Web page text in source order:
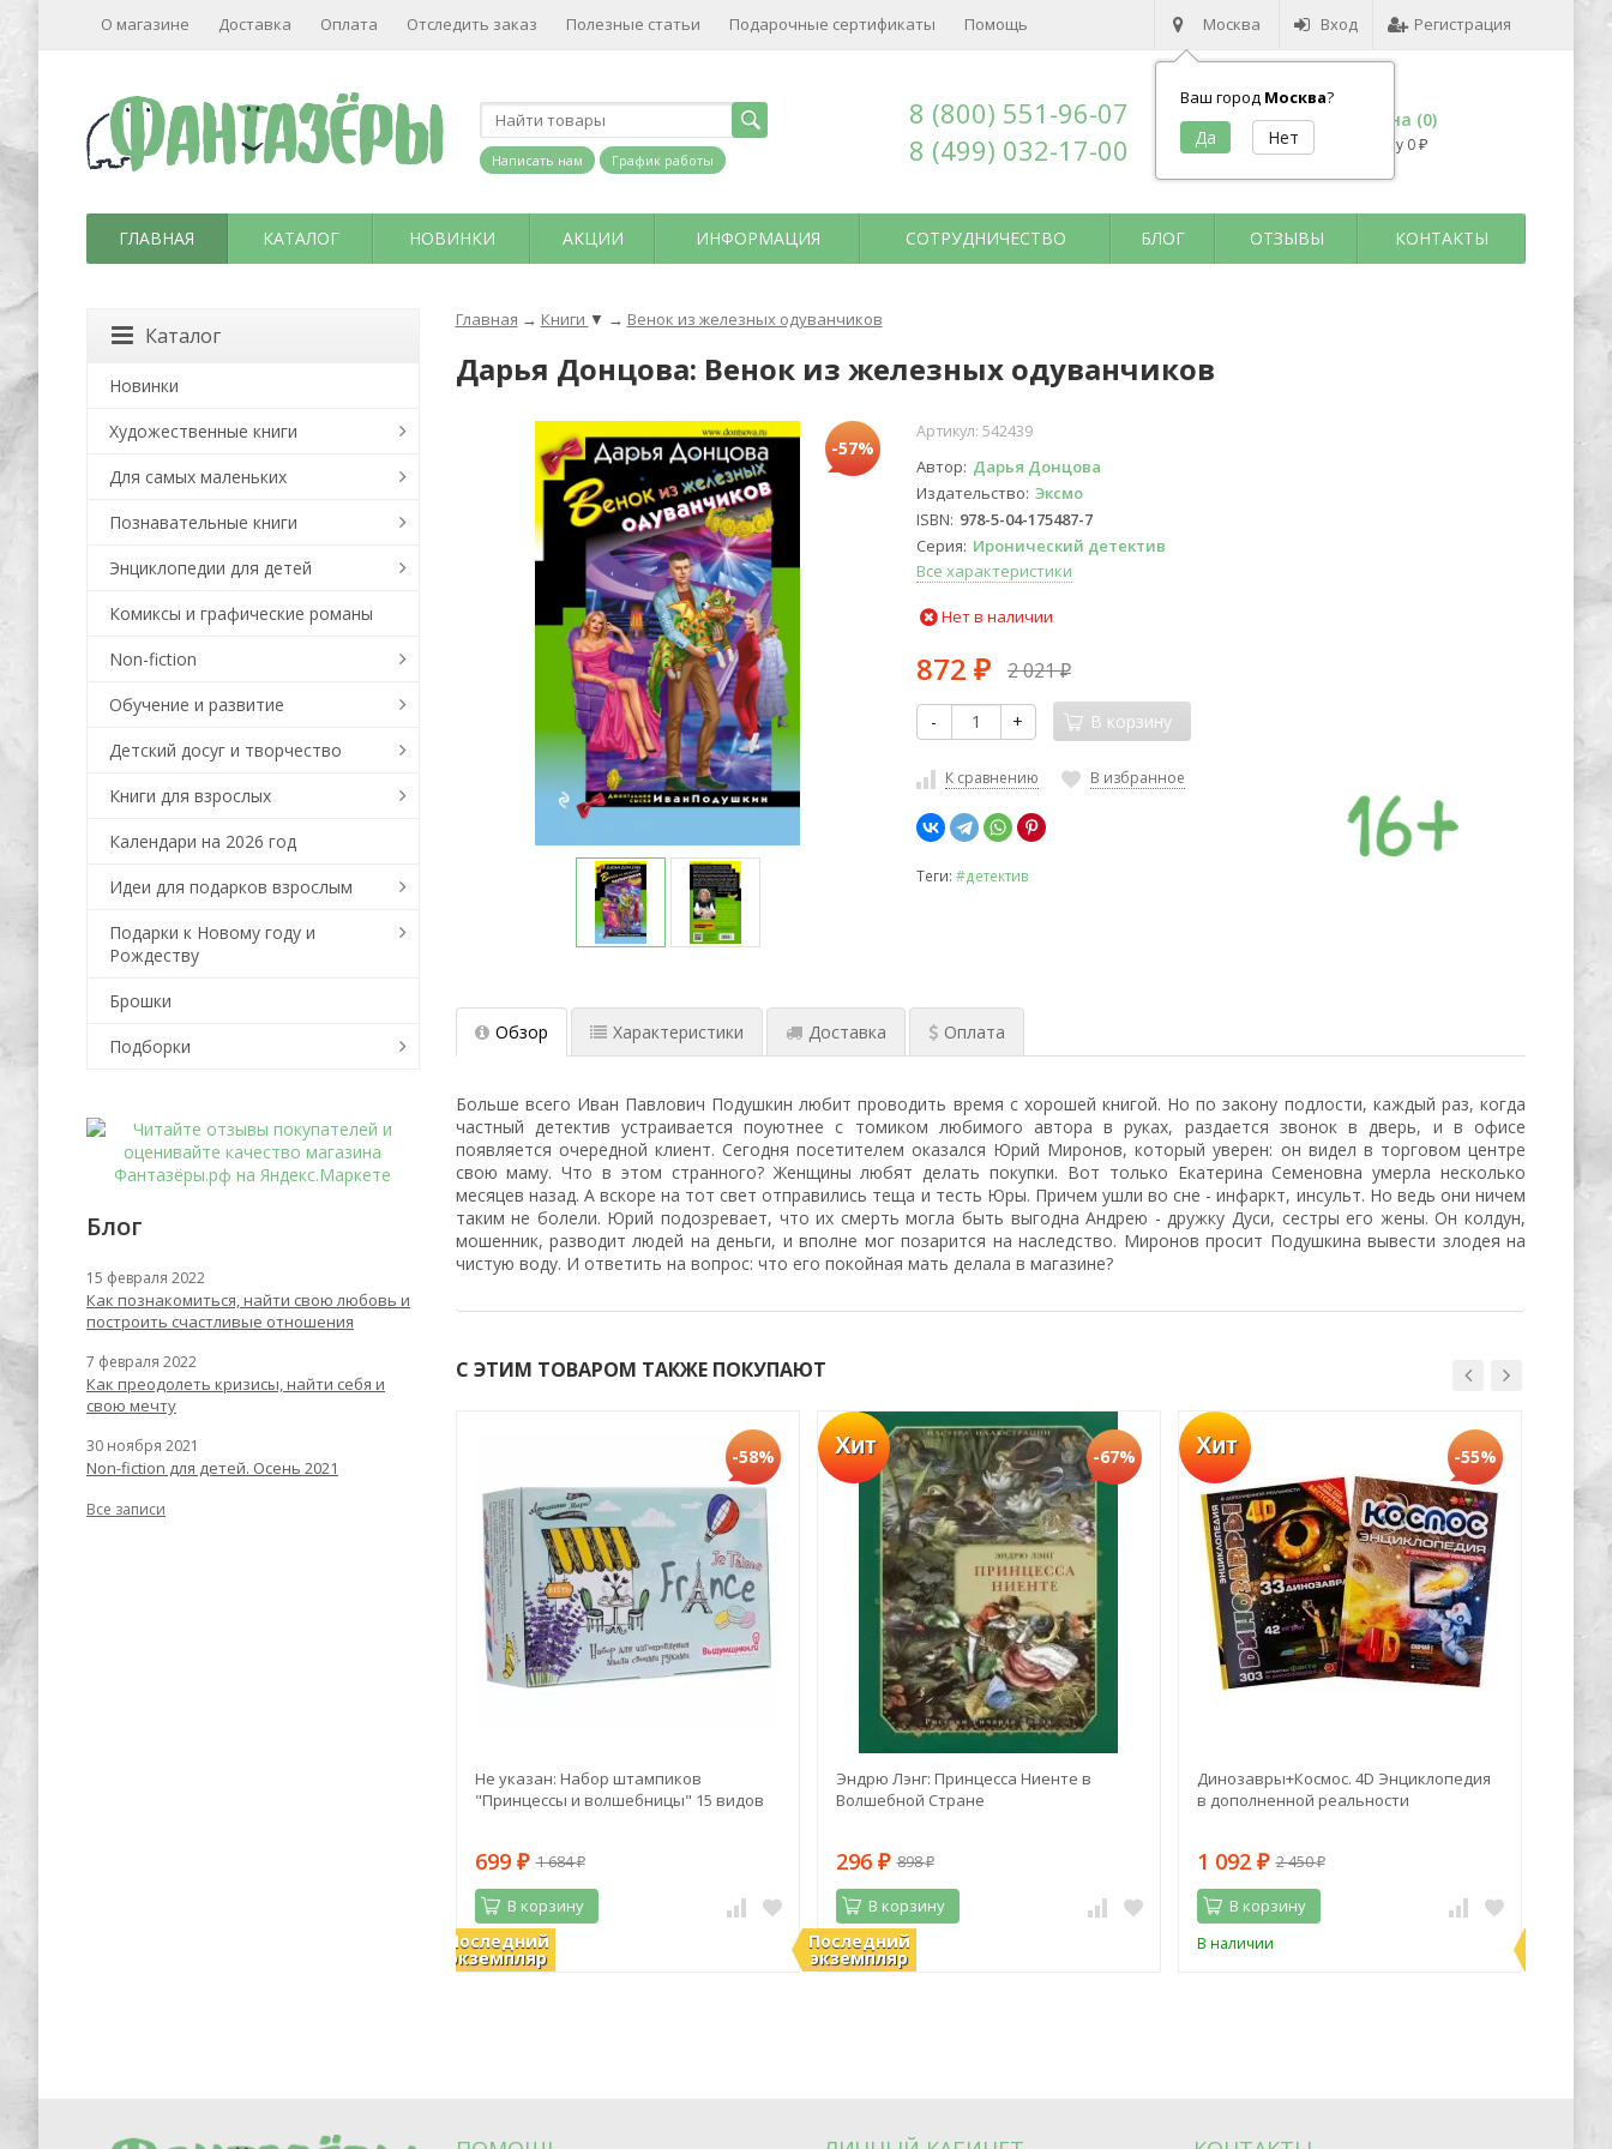
Москва
Ваш город Москва?
Вход Регистрация
О магазине Доставка Оплата Отследить заказ Полезные статьи Подарочные сертификаты Помощь
Написать нам График работы
8 (800) 551-96-07
8 (499) 032-17-00
Корзина (0)
на сумму 0 ₽
ГЛАВНАЯ КАТАЛОГ НОВИНКИ АКЦИИ ИНФОРМАЦИЯ СОТРУДНИЧЕСТВО БЛОГ ОТЗЫВЫ КОНТАКТЫ
Главная → Книги ▼ → Венок из железных одуванчиков
Дарья Донцова: Венок из железных одуванчиков
-57%
Артикул: 542439
Автор Дарья Донцова
Издательство Эксмо
ISBN 978-5-04-175487-7
Серия Иронический детектив
Все характеристики
Нет в наличии
872 ₽ 2 021₽
- + В корзину
К сравнению В избранное
Теги: #детектив
Обзор Характеристики Доставка Оплата
Больше всего Иван Павлович Подушкин любит проводить время с хорошей книгой. Но по закону подлости, каждый раз, когда
частный детектив устраивается поуютнее с томиком любимого автора в руках, раздается звонок в дверь, и в офисе
появляется очередной клиент. Сегодня посетителем оказался Юрий Миронов, который уверен: он видел в торговом центре
свою маму. Что в этом странного? Женщины любят делать покупки. Вот только Екатерина Семеновна умерла несколько
месяцев назад. А вскоре на тот свет отправились теща и тесть Юры. Причем ушли во сне - инфаркт, инсульт. Но ведь они ничем
таким не болели. Юрий подозревает, что их смерть могла быть выгодна Андрею - дружку Дуси, сестры его жены. Он колдун,
мошенник, разводит людей на деньги, и вполне мог позарится на наследство. Миронов просит Подушкина вывести злодея на
чистую воду. И ответить на вопрос: что его покойная мать делала в магазине?
С ЭТИМ ТОВАРОМ ТАКЖЕ ПОКУПАЮТ
Последний
экземпляр
-58%
Не указан: Набор штампиков
"Принцессы и волшебницы" 15 видов
699 ₽ 1 684₽
В корзину
В наличии
Хит
Последний
экземпляр
-67%
Эндрю Лэнг: Принцесса Ниенте в
Волшебной Стране
296 ₽ 898₽
В корзину
В наличии
Хит -55%
Динозавры+Космос. 4D Энциклопедия
в дополненной реальности
1 092 ₽ 2 450₽
В корзину
В наличии В
Каталог
Новинки
Художественные книги
Для самых маленьких
Познавательные книги
Энциклопедии для детей
Комиксы и графические романы
Non-fiction
Обучение и развитие
Детский досуг и творчество
Книги для взрослых
Календари на 2026 год
Идеи для подарков взрослым
Подарки к Новому году и
Рождеству
Брошки
Подборки
Блог
15 февраля 2022
Как познакомиться, найти свою любовь и
построить счастливые отношения
7 февраля 2022
Как преодолеть кризисы, найти себя и
свою мечту
30 ноября 2021
Non-fiction для детей. Осень 2021
Все записи